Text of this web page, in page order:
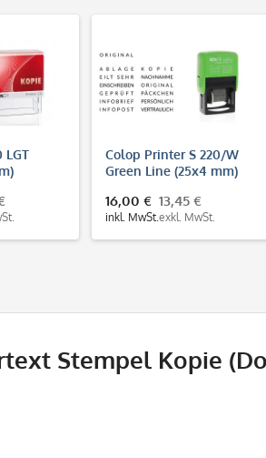
LGT
Colop Printer S 220/W
Green Line (25x4 mm)
16,00 €
inkl. MwSt.
13,45 €
exkl. MwSt.
Stempel Kopie